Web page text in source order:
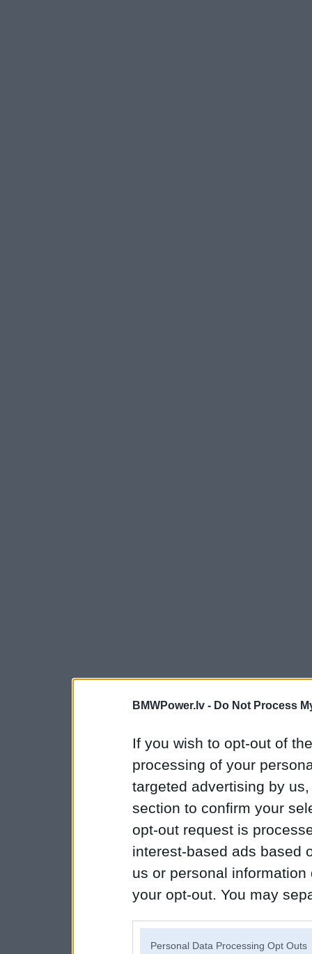
BMWPower.lv - Do Not Process
If you wish to opt-out of
processing of your
targeted advertising by
section to confirm your
opt-out request is
interest-based ads based
us or personal
your opt-out. You may
Personal Data Processing Opt Outs